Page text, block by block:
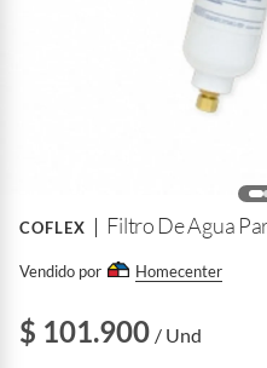
COFLEX Filtro De Agua
Vendido por Homecenter
$ 101.900 / Und